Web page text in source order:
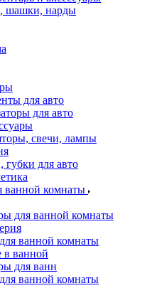
шашки, нарды
для авто
для авто
свечи, лампы
губки для авто
ванной комнаты
для ванной комнаты
ванной комнаты
в ванной
для ванн
ванной комнаты